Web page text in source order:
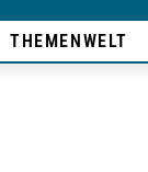
THEMENWELT